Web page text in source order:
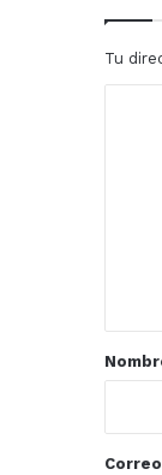
Tu
r
*